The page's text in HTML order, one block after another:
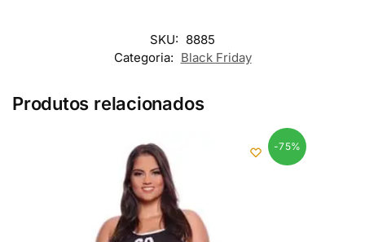
SKU: 8885
Categoria: Black Friday
Produtos relacionados
-75%